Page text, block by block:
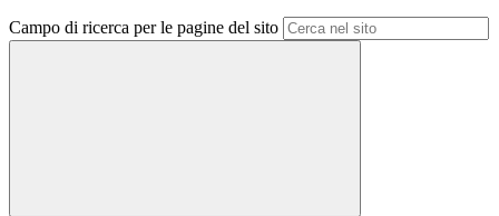
Campo di ricerca per le pagine del sito